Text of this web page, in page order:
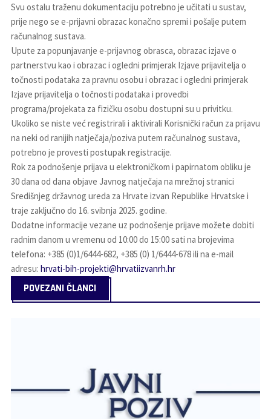
Svu ostalu traženu dokumentaciju potrebno je učitati u sustav,
prije nego se e-prijavni obrazac konačno spremi i pošalje putem
računalnog sustava.
Upute za popunjavanje e-prijavnog obrasca, obrazac izjave o
partnerstvu kao i obrazac i ogledni primjerak Izjave prijavitelja o
točnosti podataka za pravnu osobu i obrazac i ogledni primjerak
Izjave prijavitelja o točnosti podataka i provedbi
programa/projekata za fizičku osobu dostupni su u privitku.
Ukoliko se niste već registrirali i aktivirali Korisnički račun za prijavu
na neki od ranijih natječaja/poziva putem računalnog sustava,
potrebno je provesti postupak registracije.
Rok za podnošenje prijava u elektroničkom i papirnatom obliku je
30 dana od dana objave Javnog natječaja na mrežnoj stranici
Središnjeg državnog ureda za Hrvate izvan Republike Hrvatske i
traje zaključno do 16. svibnja 2025. godine.
Dodatne informacije vezane uz podnošenje prijave možete dobiti
radnim danom u vremenu od 10:00 do 15:00 sati na brojevima
telefona: +385 (0)1/6444-682, +385 (0) 1/6444-678 ili na e-mail
adresu: hrvati-bih-projekti@hrvatiizvanrh.hr
POVEZANI ČLANCI